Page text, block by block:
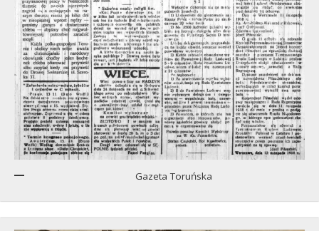
Gazeta Toruńska